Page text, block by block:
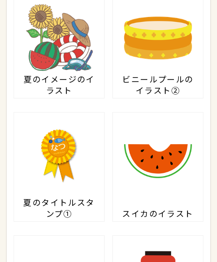
夏のイメージのイ
ラスト
ビニールプールの
イラスト②
夏のタイトルスタ
ンプ①
スイカのイラスト